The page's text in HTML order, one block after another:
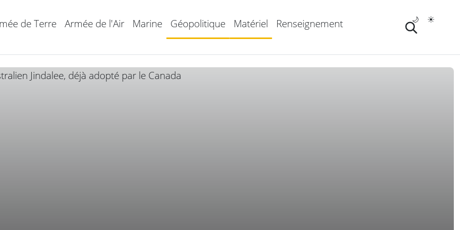
de Terre Armée de l'Air Marine Géopolitique Matériel Renseignement ☀️
🌙